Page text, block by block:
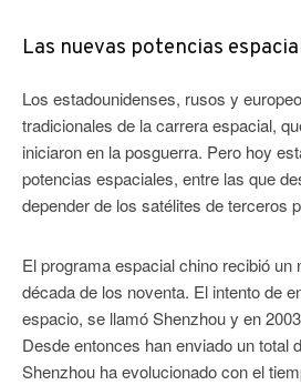
Las nuevas potencias
Los estadounidenses, rusos y
tradicionales de la carrera espacial,
iniciaron en la posguerra. Pero hoy
potencias espaciales, entre las que
depender de los satélites de terceros
El programa espacial chino recibió un
década de los noventa. El intento de
espacio, se llamó Shenzhou y en
Desde entonces han enviado un total
Shenzhou ha evolucionado con el